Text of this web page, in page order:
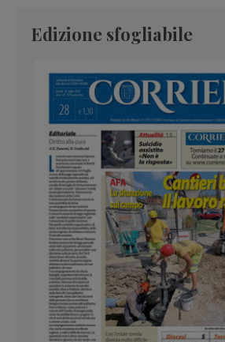
Edizione sfogliabile